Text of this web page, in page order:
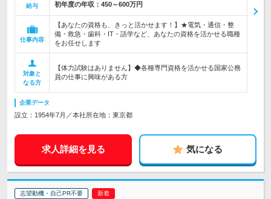
給与
初年度の年収： 450～600万円
仕事内容
【あなたの資格も、きっと活かせます！】★電気・通信・整
備・救急・歯科・IT・語学など、あなたの資格を活かせる職種
をお任せします
対象と
なる方
【体力試験はありません】◆各種専門資格を活かせる国家公務
員の仕事に興味がある方
企業データ
設立：1954年7月／本社所在地：東京都
求人詳細を見る 気になる
志望動機・自己PR不要